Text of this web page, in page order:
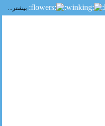
بیشتر...